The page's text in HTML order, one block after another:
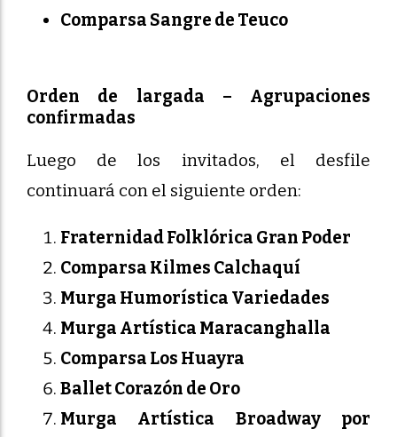
Comparsa Sangre de Teuco
Orden de largada – Agrupaciones
confirmadas
Luego de los invitados, el desfile
continuará con el siguiente orden:
Fraternidad Folklórica Gran Poder
Comparsa Kilmes Calchaquí
Murga Humorística Variedades
Murga Artística Maracanghalla
Comparsa Los Huayra
Ballet Corazón de Oro
Murga Artística Broadway por